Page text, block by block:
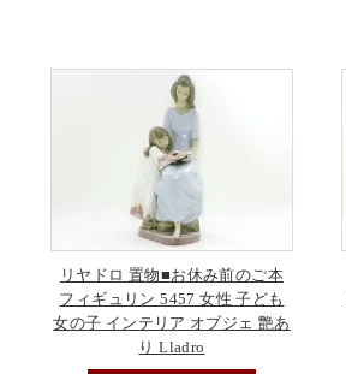
リヤドロ 置物■お休み前のご本
フィギュリン 5457 女性 子ども
女の子 インテリア オブジェ 艶あ
り Lladro